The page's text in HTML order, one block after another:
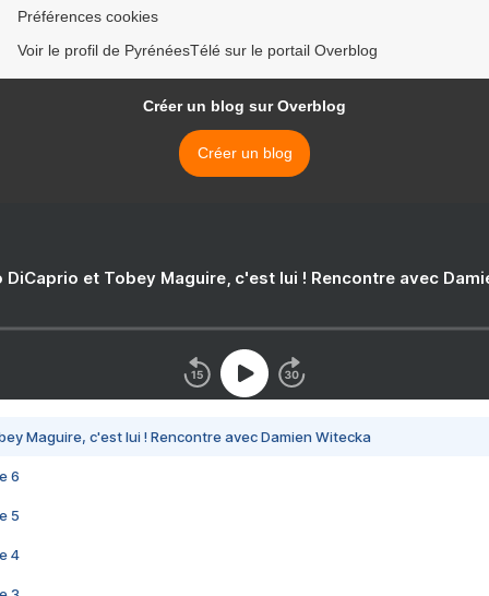
Préférences cookies
Voir le profil de PyrénéesTélé sur le portail Overblog
Créer un blog sur Overblog
Créer un blog
DiCaprio et Tobey Maguire, c'est lui ! Rencontre avec
Maguire, c'est lui ! Rencontre avec Damien Witecka
6
5
4